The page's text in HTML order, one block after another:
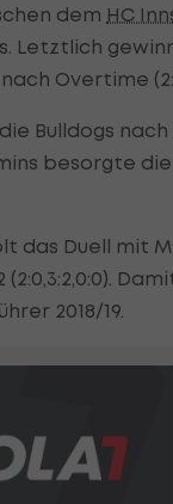
dem HC
Letztlich
Overtime
Bulldogs
besorgte
das Duell mit
2018/19.